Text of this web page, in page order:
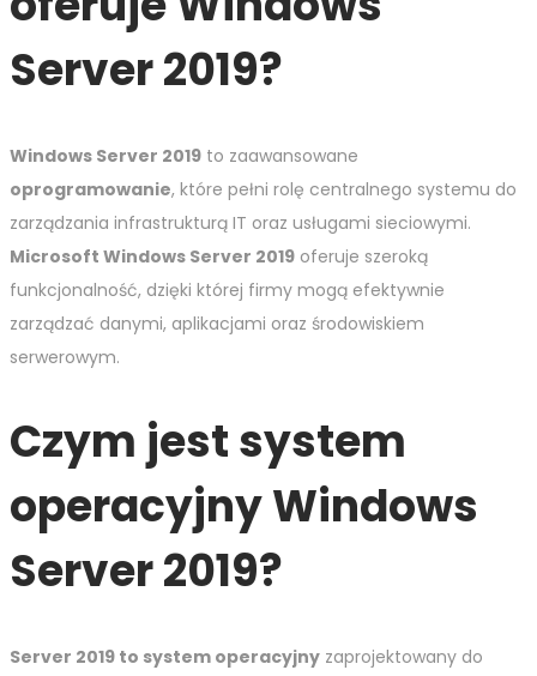
Server 2019?
Windows Server 2019 to zaawansowane
oprogramowanie, które pełni rolę centralnego systemu do
zarządzania infrastrukturą IT oraz usługami sieciowymi.
Microsoft Windows Server 2019 oferuje szeroką
funkcjonalność, dzięki której firmy mogą efektywnie
zarządzać danymi, aplikacjami oraz środowiskiem
serwerowym.
Czym jest system
operacyjny Windows
Server 2019?
Server 2019 to system operacyjny zaprojektowany do